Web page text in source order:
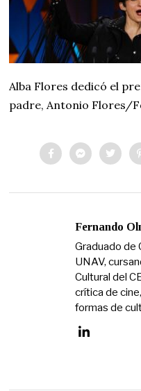
Alba Flores dedicó el
padre, Antonio Flores/
Fernando
Graduado de
UNAV,
Cultural del
crítica de
formas de